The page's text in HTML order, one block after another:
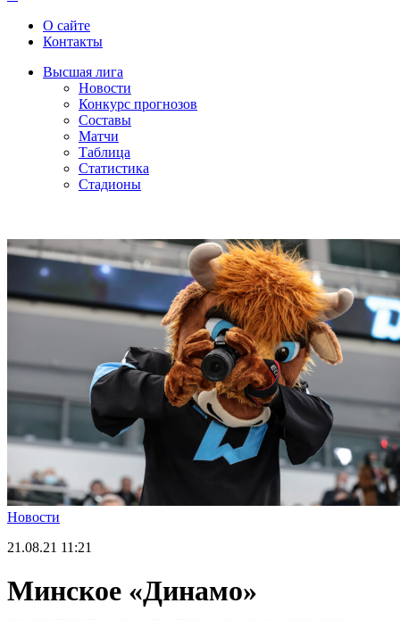
О сайте
Контакты
Высшая лига
Новости
Конкурс прогнозов
Составы
Матчи
Таблица
Статистика
Стадионы
Новости
21.08.21 11:21
Минское «Динамо»